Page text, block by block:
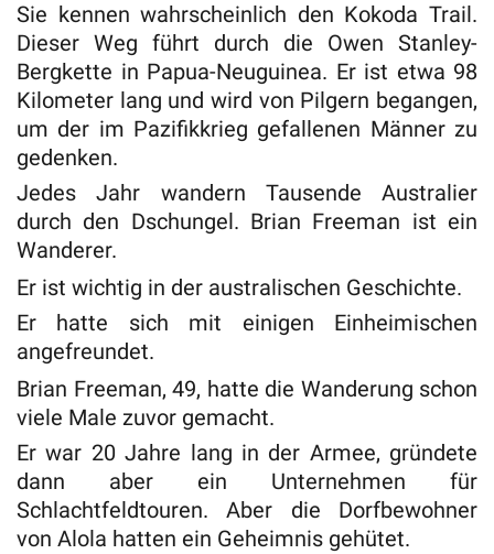
Sie kennen wahrscheinlich den Kokoda Trail.
Dieser Weg führt durch die Owen Stanley-
Bergkette in Papua-Neuguinea. Er ist etwa 98
Kilometer lang und wird von Pilgern begangen,
um der im Pazifikkrieg gefallenen Männer zu
gedenken.
Jedes Jahr wandern Tausende Australier
durch den Dschungel. Brian Freeman ist ein
Wanderer.
Er ist wichtig in der australischen Geschichte.
Er hatte sich mit einigen Einheimischen
angefreundet.
Brian Freeman, 49, hatte die Wanderung schon
viele Male zuvor gemacht.
Er war 20 Jahre lang in der Armee, gründete
dann aber ein Unternehmen für
Schlachtfeldtouren. Aber die Dorfbewohner
von Alola hatten ein Geheimnis gehütet.